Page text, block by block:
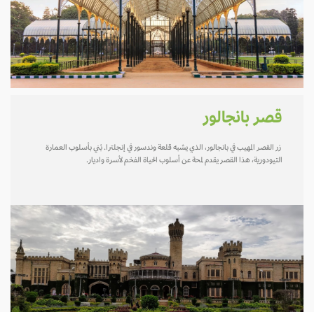
قصر بانجالور
زر القصر المهيب في بانجالور، الذي يشبه قلعة وندسور في إنجلترا. بُني بأسلوب العمارة
التيودورية، هذا القصر يقدم لمحة عن أسلوب الحياة الفخم لأسرة واديار.